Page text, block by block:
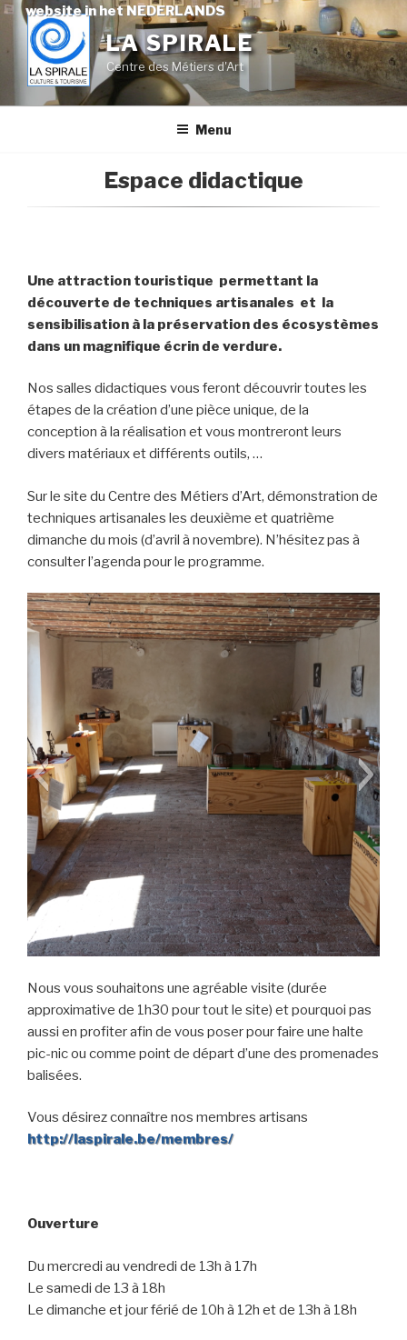
website in het NEDERLANDS
Skip
content
LA SPIRALE
Centre des Métiers d'Art
Menu
Espace didactique
Une attraction touristique permettant la
découverte de techniques artisanales et la
sensibilisation à la préservation des écosystèmes
dans un magnifique écrin de verdure.
Nos salles didactiques vous feront découvrir toutes les
étapes de la création d’une pièce unique, de la
conception à la réalisation et vous montreront leurs
divers matériaux et différents outils, …
Sur le site du Centre des Métiers d’Art, démonstration de
techniques artisanales les deuxième et quatrième
dimanche du mois (d’avril à novembre). N’hésitez pas à
consulter l’agenda pour le programme.
Nous vous souhaitons une agréable visite (durée
approximative de 1h30 pour tout le site) et pourquoi pas
aussi en profiter afin de vous poser pour faire une halte
pic-nic ou comme point de départ d’une des promenades
balisées.
Vous désirez connaître nos membres artisans
http://laspirale.be/membres/
Ouverture
Du mercredi au vendredi de 13h à 17h
Le samedi de 13 à 18h
Le dimanche et jour férié de 10h à 12h et de 13h à 18h